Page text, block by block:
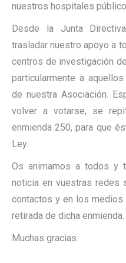
nuestros hospitales
Desde la Junta
trasladar nuestro apoyo a
centros de investigación
particularmente a
de nuestra Asociación.
volver a votarse, se
enmienda 250, para que
Ley.
Os animamos a todos y
noticia en vuestras redes
contactos y en los medios
retirada de dicha enmienda.
Muchas gracias.